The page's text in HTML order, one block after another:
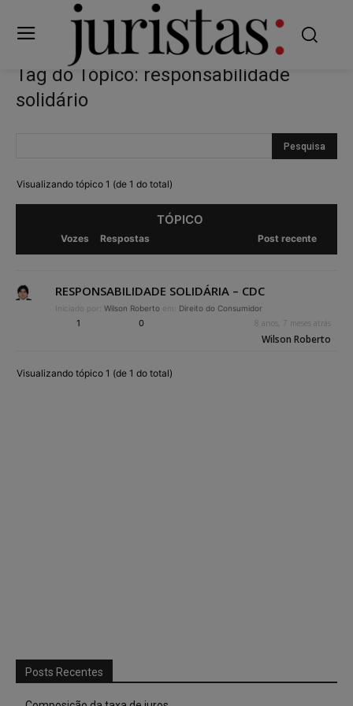
Tag do Tópico: responsabilidade
solidário
Visualizando tópico 1 (de 1 do total)
TÓPICO
Vozes Respostas Post recente
RESPONSABILIDADE SOLIDÁRIA – CDC
Iniciado por: Wilson Roberto em: Direito do Consumidor
1 0 8 anos, 7 meses atrás
Wilson Roberto
Visualizando tópico 1 (de 1 do total)
Posts Recentes